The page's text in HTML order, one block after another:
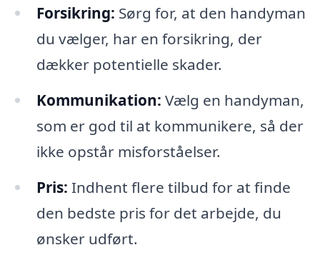
Forsikring: Sørg for, at den handyman
du vælger, har en forsikring, der
dækker potentielle skader.
Kommunikation: Vælg en handyman,
som er god til at kommunikere, så der
ikke opstår misforståelser.
Pris: Indhent flere tilbud for at finde
den bedste pris for det arbejde, du
ønsker udført.